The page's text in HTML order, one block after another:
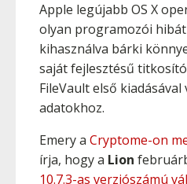
Apple legújabb OS X
olyan programozói
kihasználva bárki
saját fejlesztésű
FileVault első
adatokhoz.
Emery a Cryptome-on
írja, hogy a Lion
10.7.3-as verziószámú